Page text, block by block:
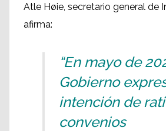
Atle Høie, secretario general de
afirma:
“En mayo de
Gobierno
intención de
convenios